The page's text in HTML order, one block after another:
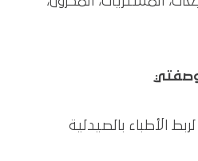
تفعيل وحدة Juleb Rx لربط الأطباء بالصيدلية